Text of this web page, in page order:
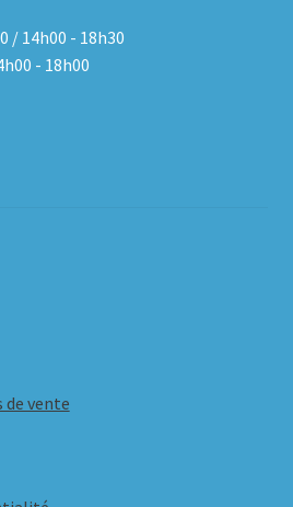
/ 14h00 - 18h30
- 18h00
de vente